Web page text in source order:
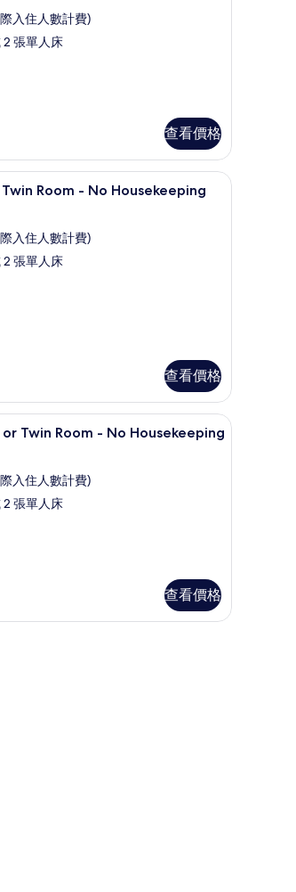
入住人數計費)
2 張單人床
查看價格
客房內保險箱、書桌、隔音、熨斗/熨衣板
Room - No Housekeeping
入住人數計費)
2 張單人床
查看價格
客房內保險箱、書桌、隔音、熨斗/熨衣板
Twin Room - No Housekeeping
入住人數計費)
2 張單人床
查看價格